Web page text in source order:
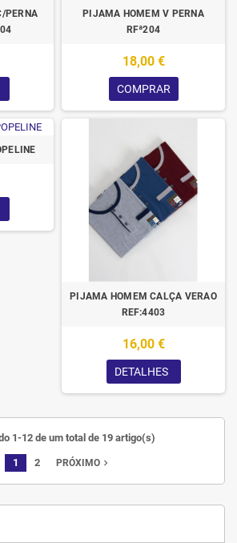
PERNA
PIJAMA HOMEM V PERNA
RFª204
18,00 €
COMPRAR
PIJAMA HOMEM CALÇA VERAO
REF:4403
16,00 €
DETALHES
1-12 de um total de 19 artigo(s)
1 2 PRÓXIMOnavigate_next